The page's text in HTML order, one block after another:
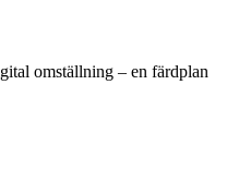
omställning – en färdplan